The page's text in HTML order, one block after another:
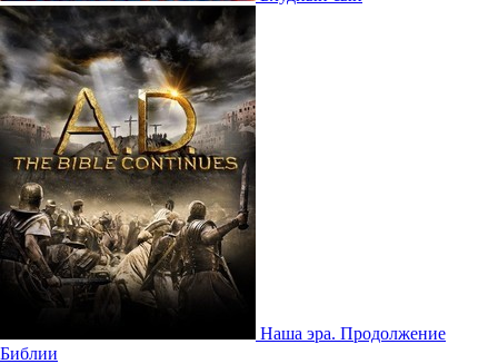
Наша эра. Продолжение
Библии